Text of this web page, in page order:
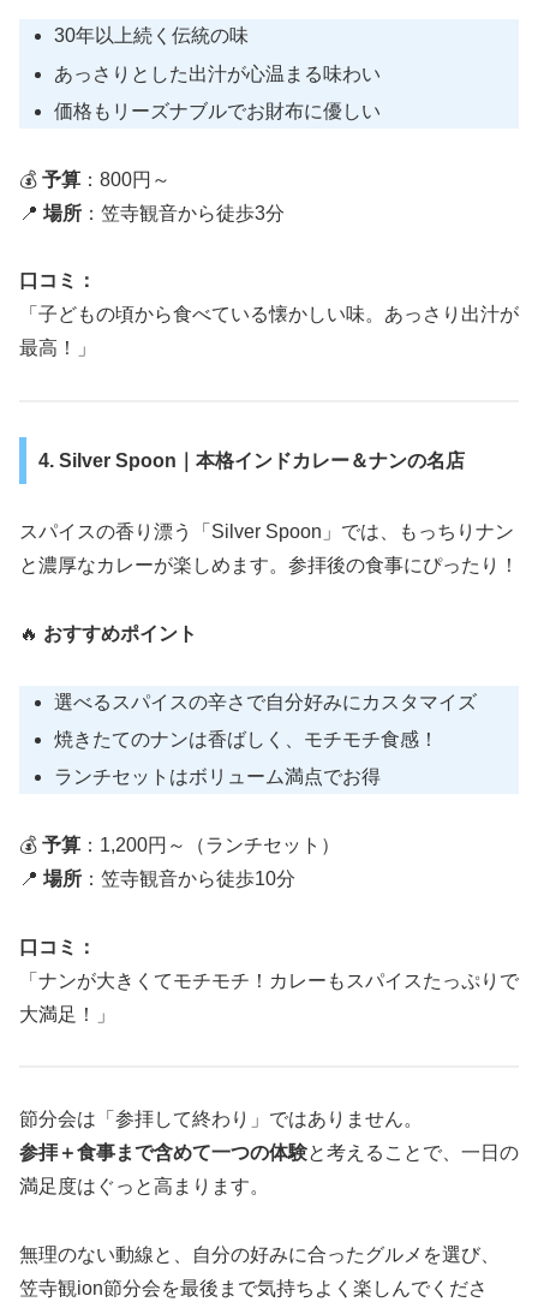
30年以上続く伝統の味
あっさりとした出汁が心温まる味わい
価格もリーズナブルでお財布に優しい
💰 予算 ：800円～
📍 場所 ：笠寺観音から徒歩3分
口コミ：
「子どもの頃から食べている懐かしい味。あっさり出汁が
最高！」
4. Silver Spoon｜本格インドカレー＆ナンの名店
スパイスの香り漂う「Silver Spoon」では、もっちりナン
と濃厚なカレーが楽しめます。参拝後の食事にぴったり！
🔥 おすすめポイント
選べるスパイスの辛さで自分好みにカスタマイズ
焼きたてのナンは香ばしく、モチモチ食感！
ランチセットはボリューム満点でお得
💰 予算 ：1,200円～（ランチセット）
📍 場所 ：笠寺観音から徒歩10分
口コミ：
「ナンが大きくてモチモチ！カレーもスパイスたっぷりで
大満足！」
節分会は「参拝して終わり」ではありません。
参拝＋食事まで含めて一つの体験と考えることで、一日の
満足度はぐっと高まります。
無理のない動線と、自分の好みに合ったグルメを選び、
笠寺観ion節分会を最後まで気持ちよく楽しんでくださ